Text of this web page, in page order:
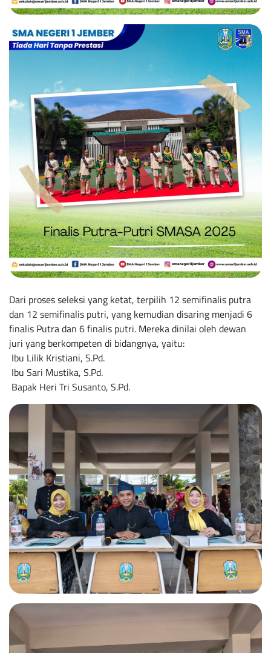
Dari proses seleksi yang ketat, terpilih 12 semifinalis putra
dan 12 semifinalis putri, yang kemudian disaring menjadi 6
finalis Putra dan 6 finalis putri. Mereka dinilai oleh dewan
juri yang berkompeten di bidangnya, yaitu:
Ibu Lilik Kristiani, S.Pd.
Ibu Sari Mustika, S.Pd.
Bapak Heri Tri Susanto, S.Pd.